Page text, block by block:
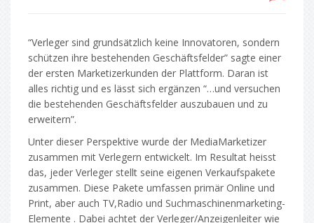
“Verleger sind grundsätzlich keine Innovatoren, sondern
schützen ihre bestehenden Geschäftsfelder” sagte einer
der ersten Marketizerkunden der Plattform. Daran ist
alles richtig und es lässt sich ergänzen “…und versuchen
die bestehenden Geschäftsfelder auszubauen und zu
erweitern”.
Unter dieser Perspektive wurde der MediaMarketizer
zusammen mit Verlegern entwickelt. Im Resultat heisst
das, jeder Verleger stellt seine eigenen Verkaufspakete
zusammen. Diese Pakete umfassen primär Online und
Print, aber auch TV,Radio und Suchmaschinenmarketing-
Elemente . Dabei achtet der Verleger/Anzeigenleiter wie